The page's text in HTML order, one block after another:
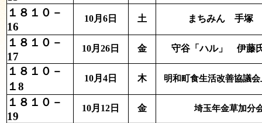
１８１０－
16
10月6日 土 まちみん 手塚
１８１０－
17
10月26日 金 守谷「ハル」 伊
１８１０－
１8
10月4日 木 明和町食生活改善協議
１８１０－
19
10月12日 金 埼玉年金草加